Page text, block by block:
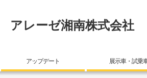
アレーゼ湘南株式会社
アップデート 展示車・試乗